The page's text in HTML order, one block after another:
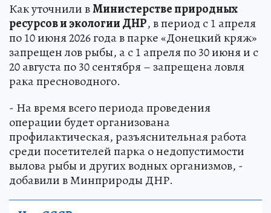
Как уточнили вМинистерстве природных
ресурсов и экологии ДНР, в период с 1 апреля
по 10 июня 2026 года в парке «Донецкий кряж»
запрещен лов рыбы, а с 1 апреля по 30 июня и с
20 августа по 30 сентября – запрещена ловля
рака пресноводного.
- На время всего периода проведения
операции будет организована
профилактическая, разъяснительная работа
среди посетителей парка о недопустимости
вылова рыбы и других водных организмов, -
добавили в Минприроды ДНР.